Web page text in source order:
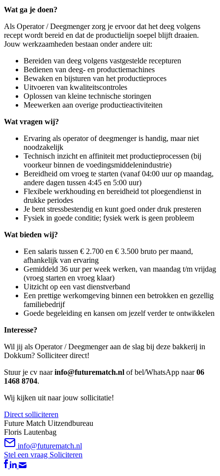
Wat ga je doen?
Als Operator / Deegmenger zorg je ervoor dat het deeg volgens
recept wordt bereid en dat de productielijn soepel blijft draaien.
Jouw werkzaamheden bestaan onder andere uit:
Bereiden van deeg volgens vastgestelde recepturen
Bedienen van deeg- en productiemachines
Bewaken en bijsturen van het productieproces
Uitvoeren van kwaliteitscontroles
Oplossen van kleine technische storingen
Meewerken aan overige productieactiviteiten
Wat vragen wij?
Ervaring als operator of deegmenger is handig, maar niet
noodzakelijk
Technisch inzicht en affiniteit met productieprocessen (bij
voorkeur binnen de voedingsmiddelenindustrie)
Bereidheid om vroeg te starten (vanaf 04:00 uur op maandag,
andere dagen tussen 4:45 en 5:00 uur)
Flexibele werkhouding en bereidheid tot ploegendienst in
drukke periodes
Je bent stressbestendig en kunt goed onder druk presteren
Fysiek in goede conditie; fysiek werk is geen probleem
Wat bieden wij?
Een salaris tussen € 2.700 en € 3.500 bruto per maand,
afhankelijk van ervaring
Gemiddeld 36 uur per week werken, van maandag t/m vrijdag
(vroeg starten en vroeg klaar)
Uitzicht op een vast dienstverband
Een prettige werkomgeving binnen een betrokken en gezellig
familiebedrijf
Goede begeleiding en kansen om jezelf verder te ontwikkelen
Interesse?
Wil jij als Operator / Deegmenger aan de slag bij deze bakkerij in
Dokkum? Solliciteer direct!
Stuur je cv naarinfo@futurematch.nl of bel/WhatsApp naar06
1468 8704.
Wij kijken uit naar jouw sollicitatie!
Direct solliciteren
Future Match Uitzendbureau
Floris Lautenbag
info@futurematch.nl
Stel een vraag Soliciteren